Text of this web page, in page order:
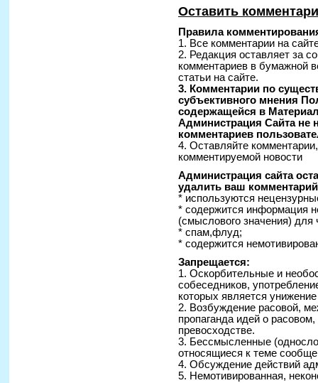
Оставить
Правила
1. Все комментарии на
2. Редакция оставляет за
комментариев в бумажной
статьи на сайте.
3. Комментарии по
субъективного мнения
содержащейся в
Администрация Сайта не
комментариев
4. Оставляйте
комментируемой новости
Администрация сайта
удалить ваш
* используются
* содержится информация
(смыслового значения) для
* спам,флуд;
* содержится
Запрещается:
1. Оскорбительные и
собеседников,
которых является
2. Возбуждение расовой,
пропаганда идей о
превосходстве.
3. Бессмысленные
относящиеся к теме
4. Обсуждение действий
5. Немотивированная,